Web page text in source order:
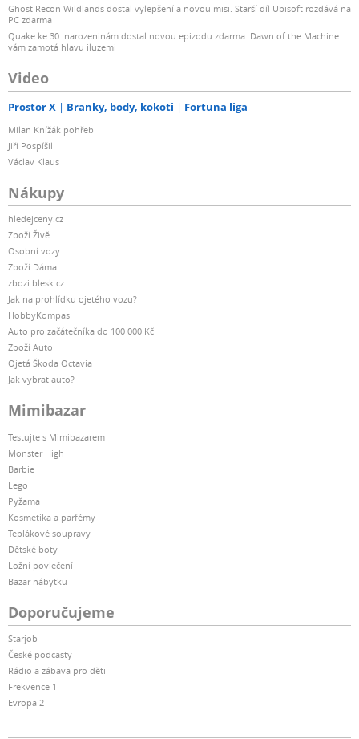
Ghost Recon Wildlands dostal vylepšení a novou misi. Starší díl Ubisoft rozdává na
PC zdarma
Quake ke 30. narozeninám dostal novou epizodu zdarma. Dawn of the Machine
vám zamotá hlavu iluzemi
Video
Prostor X Branky, body, kokoti Fortuna liga
Milan Knížák pohřeb
Jiří Pospíšil
Václav Klaus
Nákupy
hledejceny.cz
Zboží Živě
Osobní vozy
Zboží Dáma
zbozi.blesk.cz
Jak na prohlídku ojetého vozu?
HobbyKompas
Auto pro začátečníka do 100 000 Kč
Zboží Auto
Ojetá Škoda Octavia
Jak vybrat auto?
Mimibazar
Testujte s Mimibazarem
Monster High
Barbie
Lego
Pyžama
Kosmetika a parfémy
Teplákové soupravy
Dětské boty
Ložní povlečení
Bazar nábytku
Doporučujeme
Starjob
České podcasty
Rádio a zábava pro děti
Frekvence 1
Evropa 2